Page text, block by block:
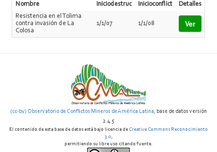
Nombre Iniciodestruc Inicioconflict
Detalles
Resistencia en el Tolima
contra invasión de La
Colosa
1/1/07 1/1/08 Ver
(cc-by) Observatorio de Conflictos Mineros de América Latina, base de datos versión
2.4.5
El contenido de esta base de datos está bajo licencia de Creative Commons Reconocimiento
3.0,
permitiendo su libre uso citando fuente.